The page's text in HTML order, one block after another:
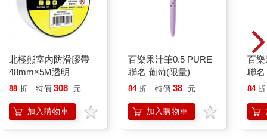
北極熊室內防滑膠帶
48mm×5M透明
88 折 特價 308 元
加入購物車
百樂果汁筆0.5 PURE
聯名 葡萄(限量)
84 折 特價 38 元
加入購物車
百
聯
84 折